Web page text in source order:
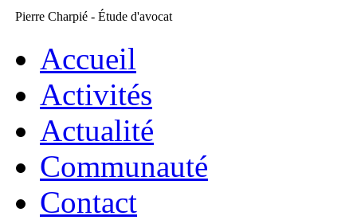
Pierre Charpié - Étude d'avocat
Accueil
Activités
Actualité
Communauté
Contact